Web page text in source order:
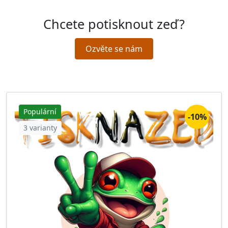
Chcete potisknout zeď?
Ozvěte se nám
Populární
3 varianty
-10%